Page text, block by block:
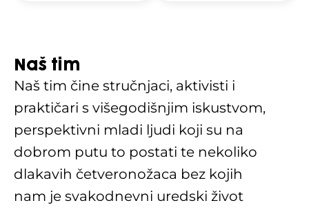
Naš tim
Naš tim čine stručnjaci, aktivisti i
praktičari s višegodišnjim iskustvom,
perspektivni mladi ljudi koji su na
dobrom putu to postati te nekoliko
dlakavih četveronožaca bez kojih
nam je svakodnevni uredski život